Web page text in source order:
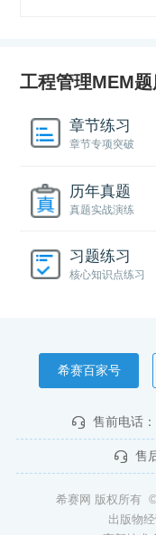
工程管理MEM题
章节练习
章节专项突破
历年真题
真题实战演练
习题练习
核心知识点练习
希赛百家号
售前电话：
售
希赛网 版权所有
出版物